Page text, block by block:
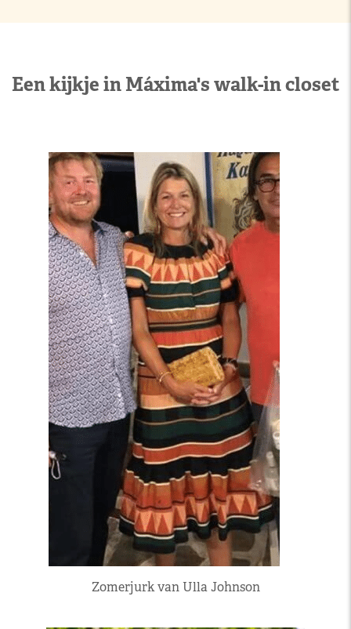
Een kijkje in Máxima's walk-in closet
Zomerjurk van Ulla Johnson